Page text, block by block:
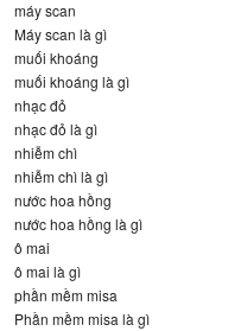
máy scan
Máy scan là gì
muối khoáng
muối khoáng là gì
nhạc đỏ
nhạc đỏ là gì
nhiễm chì
nhiễm chì là gì
nước hoa hồng
nước hoa hồng là gì
ô mai
ô mai là gì
phần mềm misa
Phần mềm misa là gì